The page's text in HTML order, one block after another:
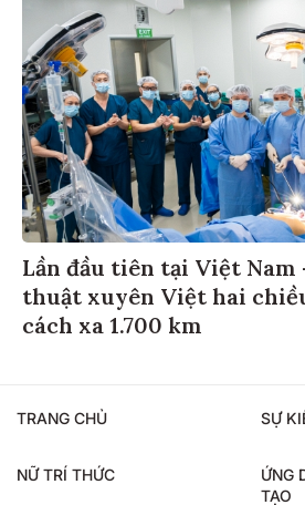
Lần đầu tiên tại Việt Nam
thuật xuyên Việt hai
cách xa 1.700 km
TRANG CHỦ SỰ
NỮ TRÍ THỨC
ỨNG
TẠO